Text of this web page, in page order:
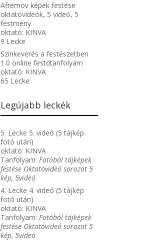
Afremov képek festése
oktatóvideók, 5 videó, 5
festmény
oktató: KINVA
9 Lecke
Színkeverés a festészetben
1.0 online festőtanfolyam
oktató: KINVA
65 Lecke
Legújabb leckék
5. Lecke 5. videó (5 tájkép
fotó után)
oktató: KINVA
Tanfolyam:Fotóból tájképek
festése Oktatóvideó sorozat 5
kép, 5videó
4. Lecke 4. videó (5 tájkép
fotó után)
oktató: KINVA
Tanfolyam:Fotóból tájképek
festése Oktatóvideó sorozat 5
kép, 5videó